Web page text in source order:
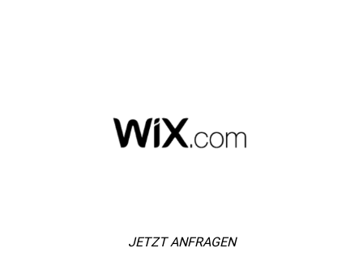
JETZT ANFRAGEN